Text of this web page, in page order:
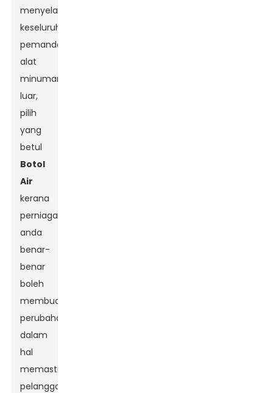
menyelami
keseluruhan
pemandangan
alat
minuman
luar,
pilih
yang
betul
Botol
Air
kerana
perniagaan
anda
benar-
benar
boleh
membuat
perubahan
dalam
hal
memastikan
pelanggan